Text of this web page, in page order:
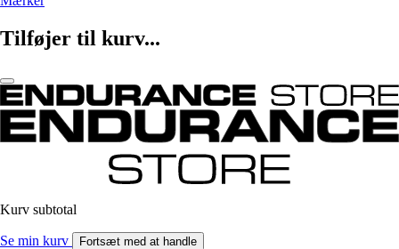
Tilføjer til kurv...
Kurv subtotal
Se min kurv Fortsæt med at handle